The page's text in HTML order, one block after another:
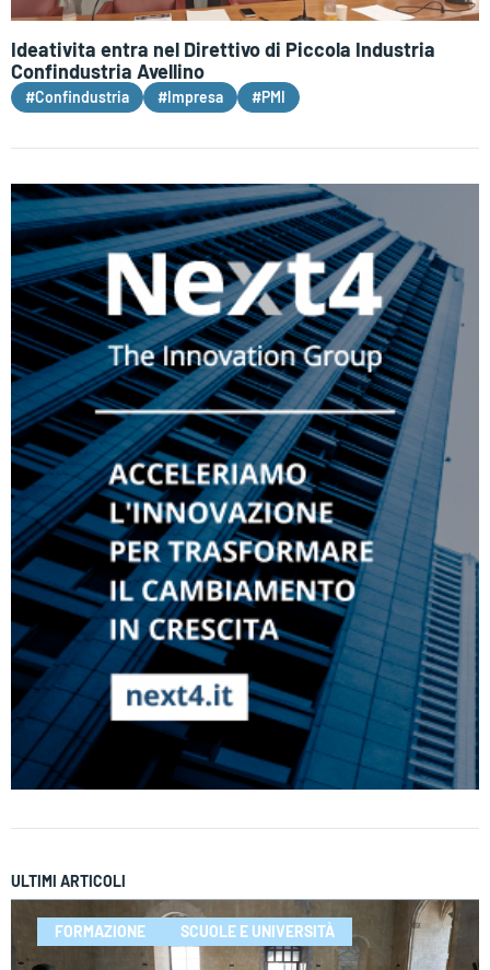
Ideativita entra nel Direttivo di Piccola Industria
Confindustria Avellino
#Confindustria #Impresa #PMI
ULTIMI ARTICOLI
FORMAZIONE SCUOLE E UNIVERSITÀ